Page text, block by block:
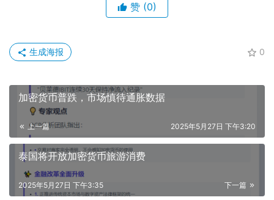
赞 (0)
0
生成海报
加密货币普跌，市场慎待通胀数据
上一篇 2025年5月27日 下午3:20
泰国将开放加密货币旅游消费
下一篇
2025年5月27日 下午3:35